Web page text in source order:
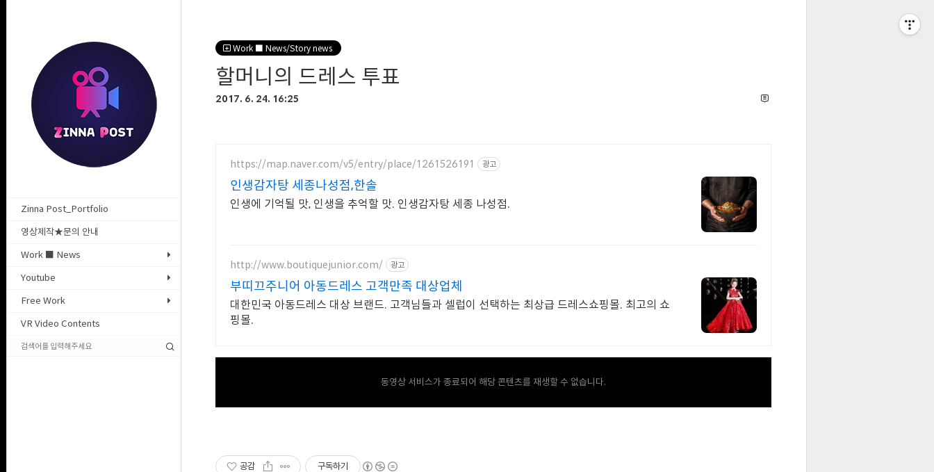
Zinna Post_Portfolio
영상제작★문의 안내
Work ■ News
Youtube
Free Work
VR Video Contents
Work ■ News/Story news
할머니의 드레스 투표
2017. 6. 24. 16:25
https://map.naver.com/v5/entry/place/1261526191 광고
인생감자탕 세종나성점,한솔
인생에 기억될 맛, 인생을 추억할 맛. 인생감자탕 세종 나성점.
http://www.boutiquejunior.com/ 광고
부띠끄주니어 아동드레스 고객만족 대상업체
대한민국 아동드레스 대상 브랜드. 고객님들과 셀럽이 선택하는 최상급 드레스쇼핑몰. 최고의 쇼
핑몰.
동영상 서비스가 종료되어 해당 콘텐츠를 재생할 수 없습니다.
공감 구독하기
티스토리툴바